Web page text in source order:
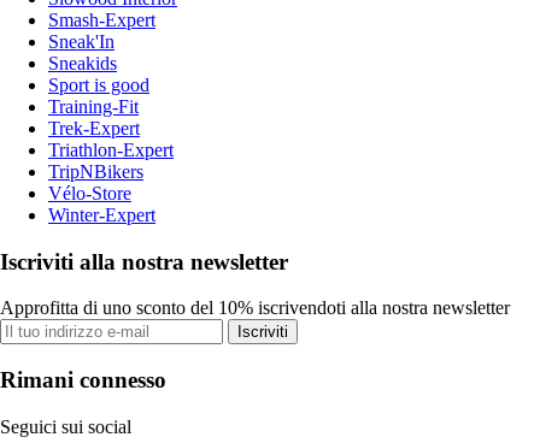
Smash-Expert
Sneak'In
Sneakids
Sport is good
Training-Fit
Trek-Expert
Triathlon-Expert
TripNBikers
Vélo-Store
Winter-Expert
Iscriviti alla nostra newsletter
Approfitta di uno sconto del 10% iscrivendoti alla nostra newsletter
Iscriviti
Rimani connesso
Seguici sui social